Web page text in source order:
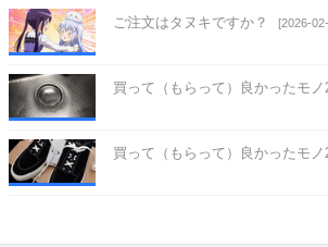
ご注文はタヌキですか？ [2026-
買って（もらって）良かったモノ
買って（もらって）良かったモノ